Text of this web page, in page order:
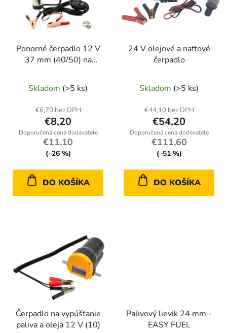
Ponorné čerpadlo 12 V
37 mm (40/50) na
Skladom (>5 ks)
€6,70 bez DPH
€8,20
€11,10
(–26 %)
DO KOŠÍKA
24 V olejové a naftové
čerpadlo
Skladom (>5 ks)
€44,10 bez DPH
€54,20
€111,60
(–51 %)
DO KOŠÍKA
Čerpadlo na vypúšťanie
paliva a oleja 12 V (10)
Palivový lievik 24 mm -
EASY FUEL